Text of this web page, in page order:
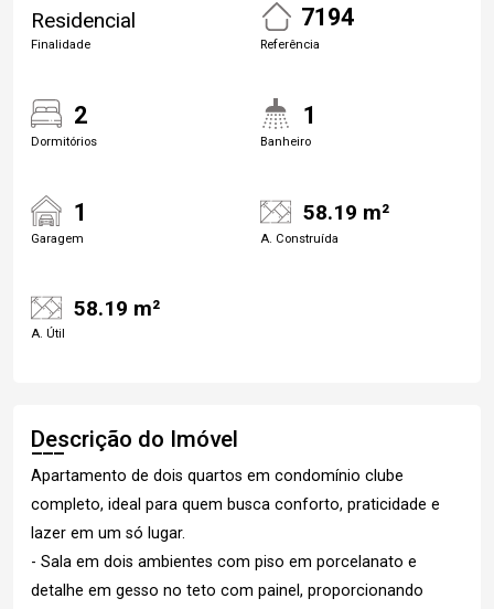
Residencial
Finalidade
7194
Referência
2
Dormitórios
1
Banheiro
1
Garagem
58.19 m²
A. Construída
58.19 m²
A. Útil
Descrição do Imóvel
Apartamento de dois quartos em condomínio clube
completo, ideal para quem busca conforto, praticidade e
lazer em um só lugar.
- Sala em dois ambientes com piso em porcelanato e
detalhe em gesso no teto com painel, proporcionando